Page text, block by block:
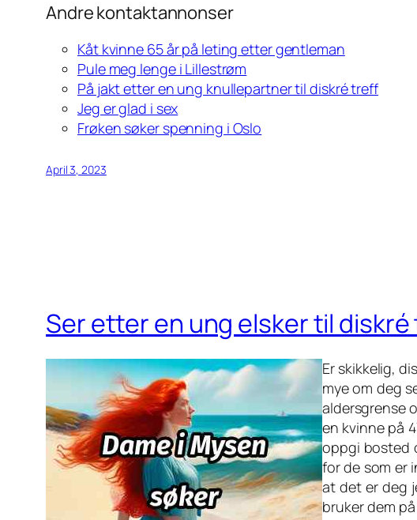
Andre kontaktannonser
Kåt kvinne 65 år på leting etter gentleman
Pule meg lenge i Lillestrøm
På jakt etter en ung knullepartner til diskré treff
Jeg er glad i sex
Frøken søker spenning i Oslo
April 3, 2023
Ser etter en ung elsker til
Er skikkelig,
mye om deg
aldersgrense
en kvinne på
oppgi bosted
for de som er
at det er deg
bruker dem